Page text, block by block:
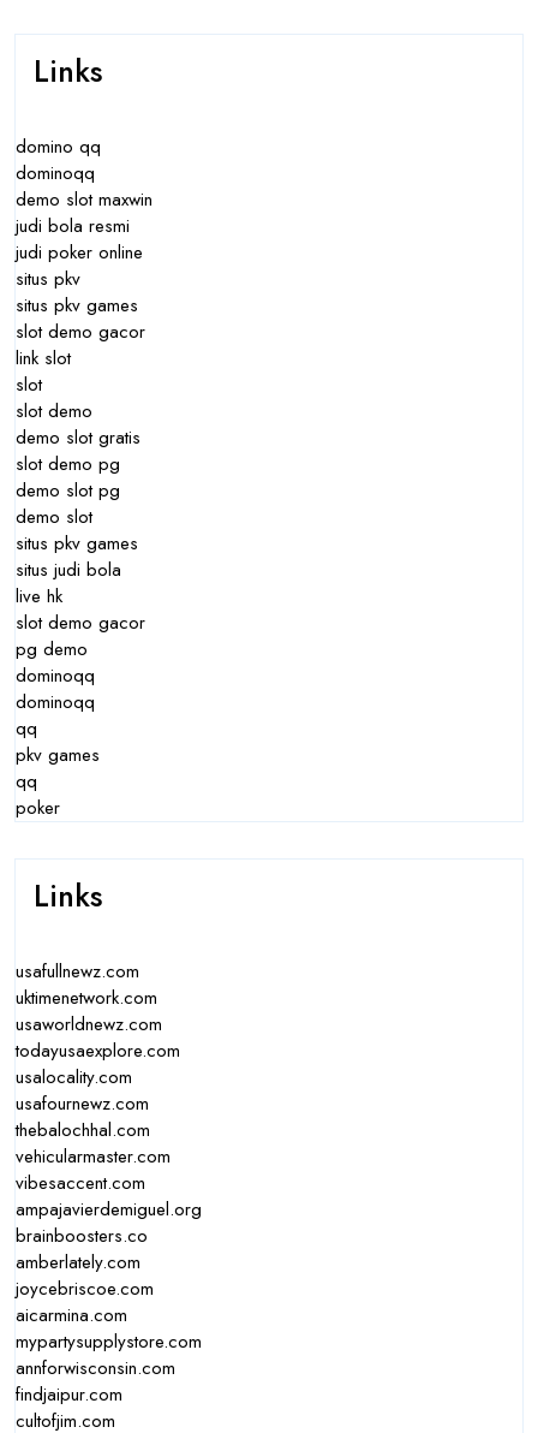
Links
domino qq
dominoqq
demo slot maxwin
judi bola resmi
judi poker online
situs pkv
situs pkv games
slot demo gacor
link slot
slot
slot demo
demo slot gratis
slot demo pg
demo slot pg
demo slot
situs pkv games
situs judi bola
live hk
slot demo gacor
pg demo
dominoqq
dominoqq
qq
pkv games
qq
poker
Links
usafullnewz.com
uktimenetwork.com
usaworldnewz.com
todayusaexplore.com
usalocality.com
usafournewz.com
thebalochhal.com
vehicularmaster.com
vibesaccent.com
ampajavierdemiguel.org
brainboosters.co
amberlately.com
joycebriscoe.com
aicarmina.com
mypartysupplystore.com
annforwisconsin.com
findjaipur.com
cultofjim.com